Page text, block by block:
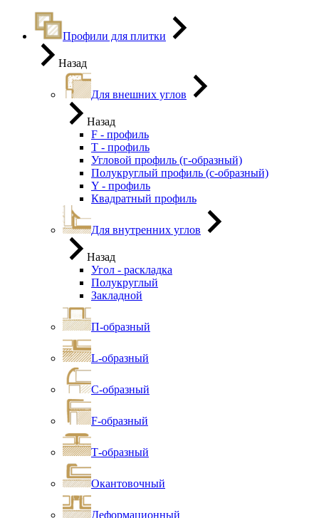
Профили для плитки
Назад
Для внешних углов
Назад
F - профиль
Т - профиль
Угловой профиль (г-образный)
Полукруглый профиль (с-образный)
Y - профиль
Квадратный профиль
Для внутренних углов
Назад
Угол - раскладка
Полукруглый
Закладной
П-образный
L-образный
С-образный
F-образный
Т-образный
Окантовочный
Деформационный